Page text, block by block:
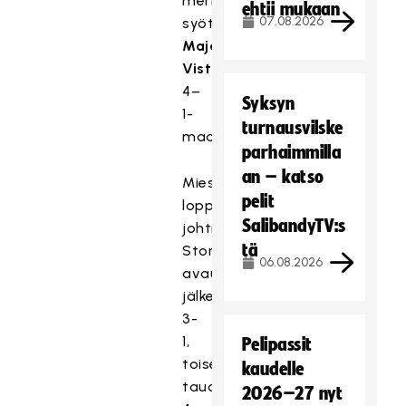
syöttöpiste
Maja
Viströmin
4–
1-
maaliin.
Miesten
loppuottelua
johti
Storvreta
avauserän
jälkeen
3-
1,
toisella
tauolla
ehtii mukaan
07.08.2026
Syksyn
turnausvilske
parhaimmilla
an – katso
pelit
SalibandyTV:s
tä
06.08.2026
Pelipassit
kaudelle
2026–27 nyt